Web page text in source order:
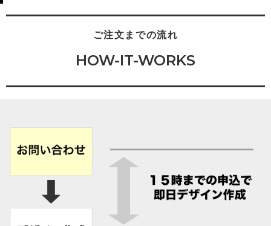
ご注文までの流れ
HOW-IT-WORKS